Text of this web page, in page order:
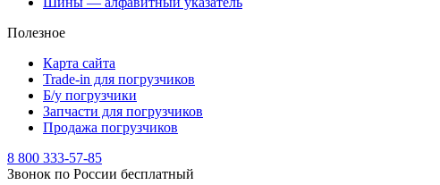
Полезное
Карта сайта
Trade-in для погрузчиков
Б/у погрузчики
Запчасти для погрузчиков
Продажа погрузчиков
8 800 333-57-85
Звонок по России бесплатный